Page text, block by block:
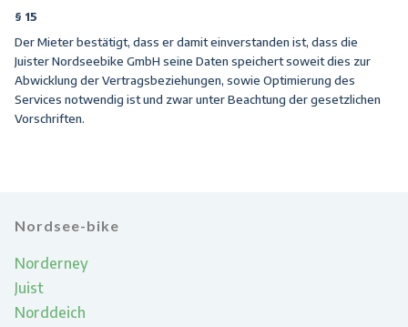
§ 15
Der Mieter bestätigt, dass er damit einverstanden ist, dass die
Juister Nordseebike GmbH seine Daten speichert soweit dies zur
Abwicklung der Vertragsbeziehungen, sowie Optimierung des
Services notwendig ist und zwar unter Beachtung der gesetzlichen
Vorschriften.
Nordsee-bike
Norderney
Juist
Norddeich